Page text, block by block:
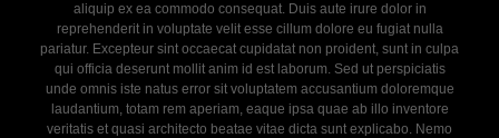
aliquip ex ea commodo consequat. Duis aute irure dolor in
reprehenderit in voluptate velit esse cillum dolore eu fugiat nulla
pariatur. Excepteur sint occaecat cupidatat non proident, sunt in culpa
qui officia deserunt mollit anim id est laborum. Sed ut perspiciatis
unde omnis iste natus error sit voluptatem accusantium doloremque
laudantium, totam rem aperiam, eaque ipsa quae ab illo inventore
veritatis et quasi architecto beatae vitae dicta sunt explicabo. Nemo